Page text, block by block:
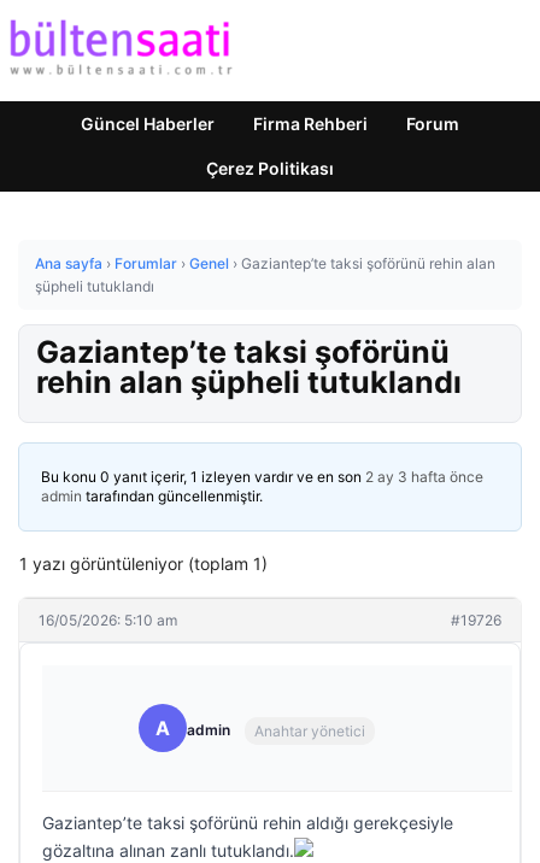
Güncel Haberler Firma Rehberi Forum
Çerez Politikası
Ana sayfa › Forumlar › Genel › Gaziantep’te taksi şoförünü rehin alan
şüpheli tutuklandı
Gaziantep’te taksi şoförünü
rehin alan şüpheli tutuklandı
Bu konu 0 yanıt içerir, 1 izleyen vardır ve en son 2 ay 3 hafta önce
admin tarafından güncellenmiştir.
1 yazı görüntüleniyor (toplam 1)
16/05/2026: 5:10 am #19726
A admin Anahtar yönetici
Gaziantep’te taksi şoförünü rehin aldığı gerekçesiyle
gözaltına alınan zanlı tutuklandı.